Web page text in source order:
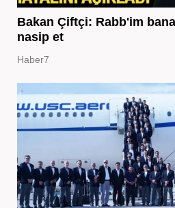
Bakan Çiftçi: Rabb'im
nasip et
Haber7